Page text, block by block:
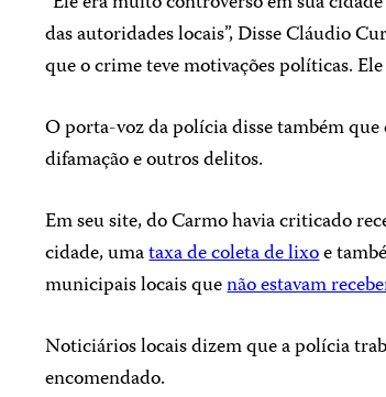
das autoridades locais”, Disse Cláudio
que o crime teve motivações políticas.
O porta-voz da polícia disse também
difamação e outros delitos.
Em seu site, do Carmo havia criticado
cidade, umataxa de coleta de lixoe
municipais locais quenão estavam
Noticiários locais dizem que a polícia
encomendado.